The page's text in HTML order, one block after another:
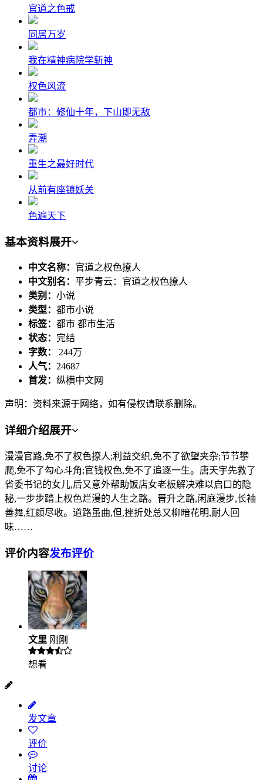
官道之色戒
同居万岁
我在精神病院学斩神
权色风流
都市：修仙十年，下山即无敌
弄潮
重生之最好时代
从前有座镇妖关
色遍天下
基本资料展开
中文名称： 官道之权色撩人
中文别名： 平步青云：官道之权色撩人
类别： 小说
类型： 都市小说
标签： 都市 都市生活
状态： 完结
字数： 244万
人气： 24687
首发： 纵横中文网
声明：资料来源于网络，如有侵权请联系删除。
详细介绍展开
漫漫官路,免不了权色撩人;利益交织,免不了欲望夹杂;节节攀
爬,免不了勾心斗角;官钱权色,免不了追逐一生。唐天宇先救了
省委书记的女儿,后又意外帮助饭店女老板解决难以启口的隐
秘,一步步踏上权色烂漫的人生之路。晋升之路,闲庭漫步,长袖
善舞,红颜尽收。道路虽曲,但,挫折处总又柳暗花明,耐人回
味……
评价内容发布评价
文里 刚刚
想看
发文章
评价
讨论